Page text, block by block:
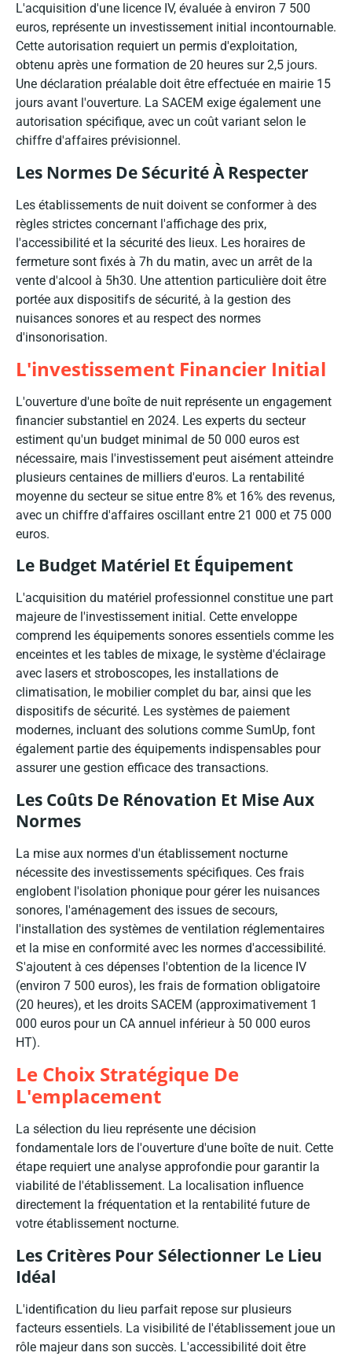
L'acquisition d'une licence IV, évaluée à environ 7 500
euros, représente un investissement initial incontournable.
Cette autorisation requiert un permis d'exploitation,
obtenu après une formation de 20 heures sur 2,5 jours.
Une déclaration préalable doit être effectuée en mairie 15
jours avant l'ouverture. La SACEM exige également une
autorisation spécifique, avec un coût variant selon le
chiffre d'affaires prévisionnel.
Les Normes De Sécurité À Respecter
Les établissements de nuit doivent se conformer à des
règles strictes concernant l'affichage des prix,
l'accessibilité et la sécurité des lieux. Les horaires de
fermeture sont fixés à 7h du matin, avec un arrêt de la
vente d'alcool à 5h30. Une attention particulière doit être
portée aux dispositifs de sécurité, à la gestion des
nuisances sonores et au respect des normes
d'insonorisation.
L'investissement Financier Initial
L'ouverture d'une boîte de nuit représente un engagement
financier substantiel en 2024. Les experts du secteur
estiment qu'un budget minimal de 50 000 euros est
nécessaire, mais l'investissement peut aisément atteindre
plusieurs centaines de milliers d'euros. La rentabilité
moyenne du secteur se situe entre 8% et 16% des revenus,
avec un chiffre d'affaires oscillant entre 21 000 et 75 000
euros.
Le Budget Matériel Et Équipement
L'acquisition du matériel professionnel constitue une part
majeure de l'investissement initial. Cette enveloppe
comprend les équipements sonores essentiels comme les
enceintes et les tables de mixage, le système d'éclairage
avec lasers et stroboscopes, les installations de
climatisation, le mobilier complet du bar, ainsi que les
dispositifs de sécurité. Les systèmes de paiement
modernes, incluant des solutions comme SumUp, font
également partie des équipements indispensables pour
assurer une gestion efficace des transactions.
Les Coûts De Rénovation Et Mise Aux
Normes
La mise aux normes d'un établissement nocturne
nécessite des investissements spécifiques. Ces frais
englobent l'isolation phonique pour gérer les nuisances
sonores, l'aménagement des issues de secours,
l'installation des systèmes de ventilation réglementaires
et la mise en conformité avec les normes d'accessibilité.
S'ajoutent à ces dépenses l'obtention de la licence IV
(environ 7 500 euros), les frais de formation obligatoire
(20 heures), et les droits SACEM (approximativement 1
000 euros pour un CA annuel inférieur à 50 000 euros
HT).
Le Choix Stratégique De
L'emplacement
La sélection du lieu représente une décision
fondamentale lors de l'ouverture d'une boîte de nuit. Cette
étape requiert une analyse approfondie pour garantir la
viabilité de l'établissement. La localisation influence
directement la fréquentation et la rentabilité future de
votre établissement nocturne.
Les Critères Pour Sélectionner Le Lieu
Idéal
L'identification du lieu parfait repose sur plusieurs
facteurs essentiels. La visibilité de l'établissement joue un
rôle majeur dans son succès. L'accessibilité doit être